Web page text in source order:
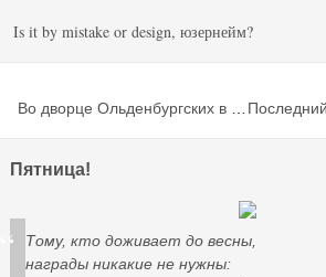
Is it by mistake or design, юзернейм?
Пятница!
Тому, кто доживает до весны,
награды никакие не нужны: